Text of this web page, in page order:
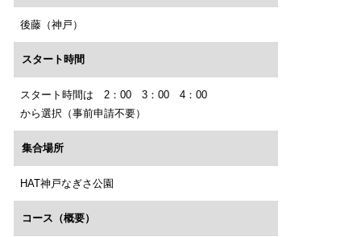
後藤（神戸）
スタート時間
スタート時間は 2：00 3：00 4：00
から選択（事前申請不要）
集合場所
HAT神戸なぎさ公園
コース（概要）